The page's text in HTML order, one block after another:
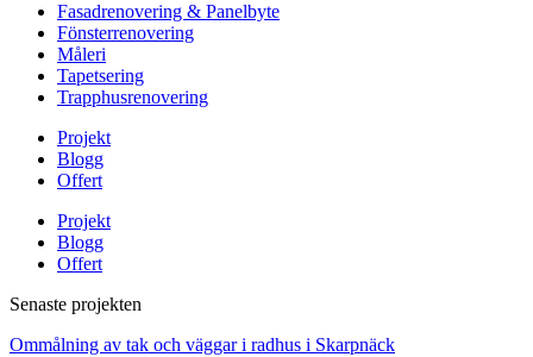
Fasadrenovering & Panelbyte
Fönsterrenovering
Måleri
Tapetsering
Trapphusrenovering
Projekt
Blogg
Offert
Projekt
Blogg
Offert
Senaste projekten
Ommålning av tak och väggar i radhus i Skarpnäck